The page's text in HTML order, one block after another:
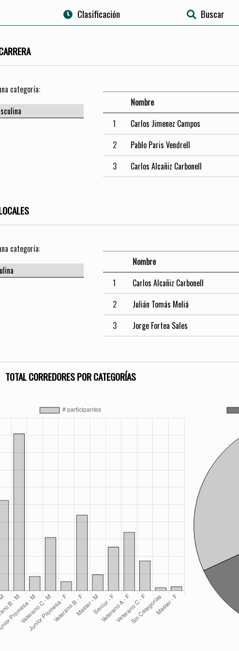
Clasificación Buscar
categoría:
Nombre
1
Carlos Jimenez Campos
2
Pablo Paris Vendrell
3
Carlos Alcañiz Carbonell
categoría:
Nombre
1
Carlos Alcañiz Carbonell
2
Julián Tomás Meliá
3
Jorge Fortea Sales
TOTAL CORREDORES POR CATEGORÍAS